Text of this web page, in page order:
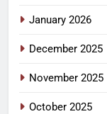
January 2026
December 2025
November 2025
October 2025